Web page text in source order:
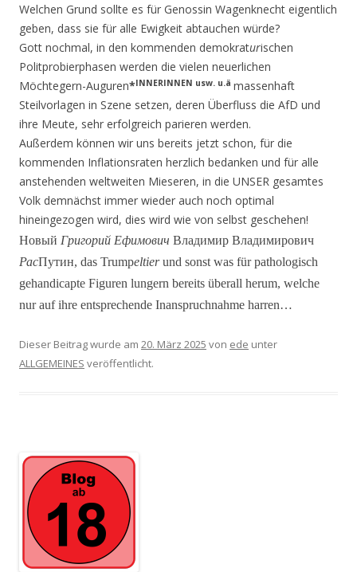
Welchen Grund sollte es für Genossin Wagenknecht eigentlich
geben, dass sie für alle Ewigkeit abtauchen würde?
Gott nochmal, in den kommenden demokraturischen
Politprobierphasen werden die vielen neuer­lichen
Möchtegern-Auguren*INNERINNEN usw. u.ä massenhaft
Steilvorlagen in Szene setzen, deren Über­fluss die AfD und
ihre Meute, sehr erfolgreich parieren werden.
Außerdem können wir uns bereits jetzt schon, für die
kommenden Inflationsraten herzlich bedanken und für alle
anstehenden weltweiten Mieseren, in die UNSER gesamtes
Volk demnächst immer wie­der auch noch optimal
hineingezogen wird, dies wird wie von selbst geschehen!
Hовый Григорий Ефимович Владимир Владимирович
РасПутин, das Trumpeltierund sonst was für pathologisch
gehandicapte Figuren lungern bereits überall herum, welche
nur auf ihre entspre­chende Inanspruchnahme harren…
Dieser Beitrag wurde am 20. März 2025 von ede unter
ALLGEMEINES veröffentlicht.